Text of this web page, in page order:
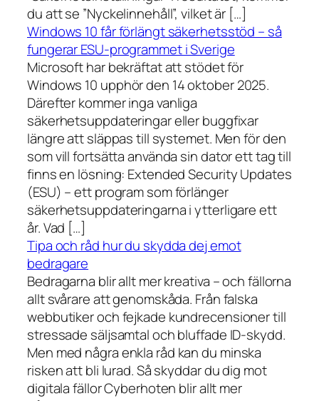
du att se ”Nyckelinnehåll”, vilket är […]
Windows 10 får förlängt säkerhetsstöd – så
fungerar ESU-programmet i Sverige
Microsoft har bekräftat att stödet för
Windows 10 upphör den 14 oktober 2025.
Därefter kommer inga vanliga
säkerhetsuppdateringar eller buggfixar
längre att släppas till systemet. Men för den
som vill fortsätta använda sin dator ett tag till
finns en lösning: Extended Security Updates
(ESU) – ett program som förlänger
säkerhetsuppdateringarna i ytterligare ett
år. Vad […]
Tipa och råd hur du skydda dej emot
bedragare
Bedragarna blir allt mer kreativa – och fällorna
allt svårare att genomskåda. Från falska
webbutiker och fejkade kundrecensioner till
stressade säljsamtal och bluffade ID-skydd.
Men med några enkla råd kan du minska
risken att bli lurad. Så skyddar du dig mot
digitala fällor Cyberhoten blir allt mer